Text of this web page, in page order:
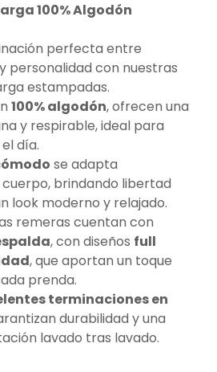
100% Algodón
perfecta entre
personalidad con nuestras
estampadas.
100% algodón, ofrecen una
y respirable, ideal para
día.
se adapta
brindando libertad
look moderno y relajado.
remeras cuentan con
, con diseños full
, que aportan un toque
prenda.
terminaciones en
durabilidad y una
lavado tras lavado.